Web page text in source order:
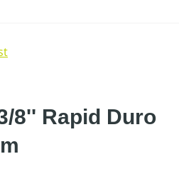
8'' Rapid Duro